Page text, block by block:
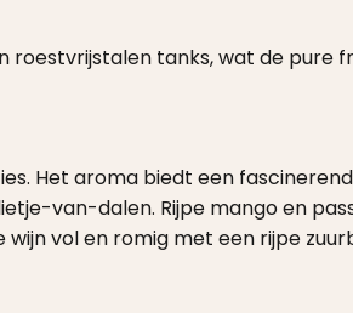
roestvrijstalen tanks, wat de
Het aroma biedt een
van-dalen. Rijpe mango en
vol en romig met een rijpe